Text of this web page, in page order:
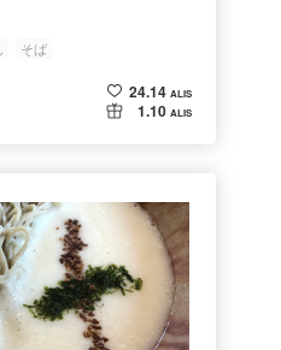
そば
24.14 ALIS
1.10 ALIS